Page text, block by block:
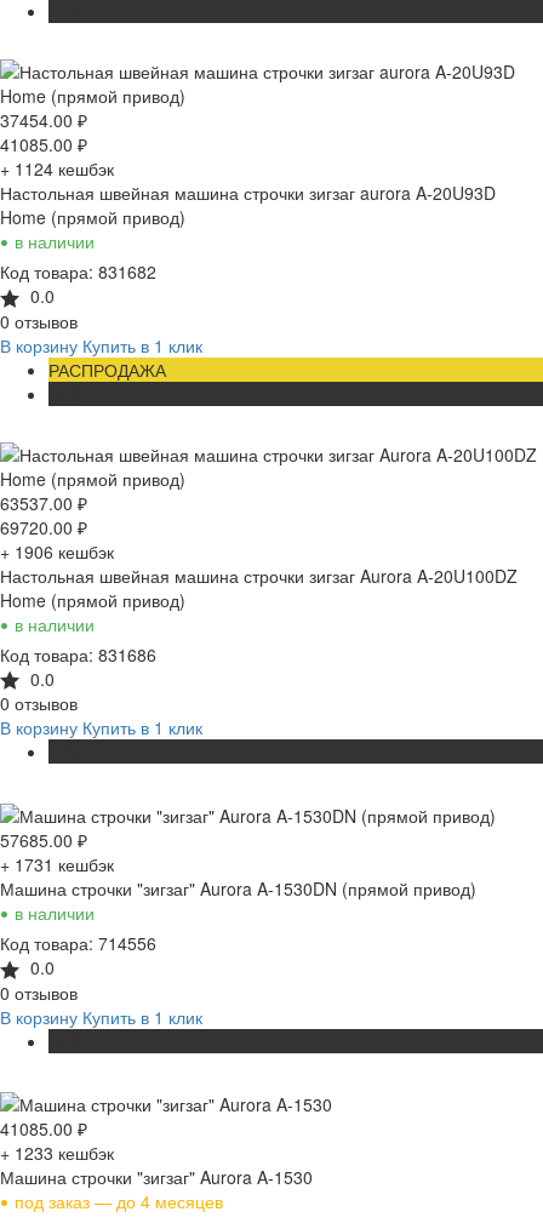
37454.00 ₽
41085.00 ₽
+ 1124 кешбэк
Настольная швейная машина строчки зигзаг aurora A-20U93D
Home (прямой привод)
• в наличии
Код товара: 831682
0.0
0 отзывов
В корзину Купить в 1 клик
РАСПРОДАЖА
63537.00 ₽
69720.00 ₽
+ 1906 кешбэк
Настольная швейная машина строчки зигзаг Aurora A-20U100DZ
Home (прямой привод)
• в наличии
Код товара: 831686
0.0
0 отзывов
В корзину Купить в 1 клик
57685.00 ₽
+ 1731 кешбэк
Машина строчки "зигзаг" Aurora A-1530DN (прямой привод)
• в наличии
Код товара: 714556
0.0
0 отзывов
В корзину Купить в 1 клик
41085.00 ₽
+ 1233 кешбэк
Машина строчки "зигзаг" Aurora A-1530
• под заказ — до 4 месяцев